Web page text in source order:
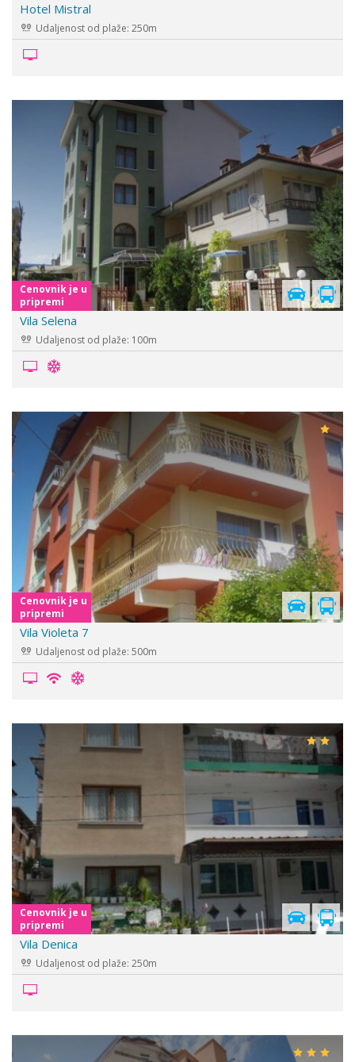
Hotel Mistral
Udaljenost od plaže: 250m
Cenovnik je u
pripremi
Vila Selena
Udaljenost od plaže: 100m
Cenovnik je u
pripremi
Vila Violeta 7
Udaljenost od plaže: 500m
Cenovnik je u
pripremi
Vila Denica
Udaljenost od plaže: 250m